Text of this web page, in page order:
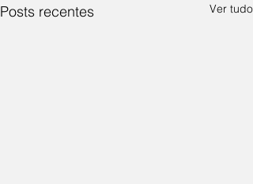
Posts recentes Ver tudo